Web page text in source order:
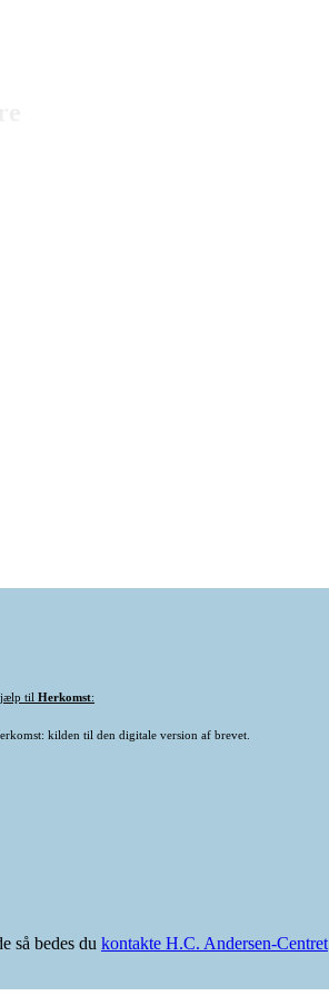
til Herkomst:
kilden til den digitale version af brevet.
så bedes du kontakte H.C. Andersen-Centret